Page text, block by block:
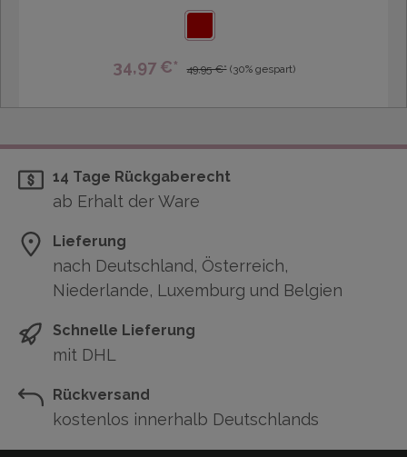
34,97 €* 49,95 €* (30% gespart)
14 Tage Rückgaberecht
ab Erhalt der Ware
Lieferung
nach Deutschland, Österreich,
Niederlande, Luxemburg und Belgien
Schnelle Lieferung
mit DHL
Rückversand
kostenlos innerhalb Deutschlands